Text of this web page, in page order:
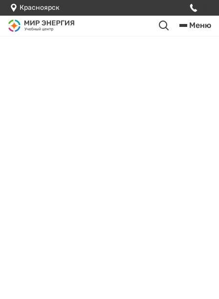
Красноярск
Меню